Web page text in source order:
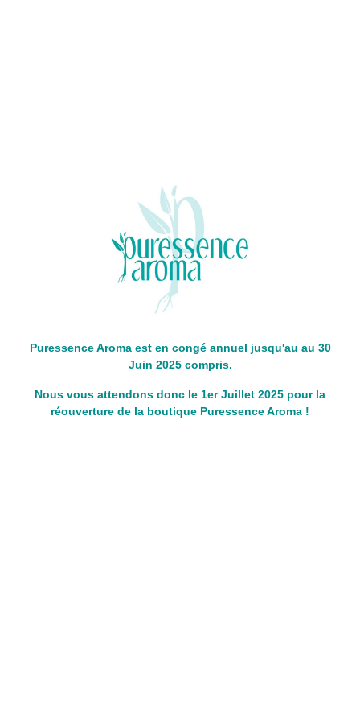
Puressence Aroma est en congé annuel jusqu'au au 30
Juin 2025 compris.
Nous vous attendons donc le 1er Juillet 2025 pour la
réouverture de la boutique Puressence Aroma !